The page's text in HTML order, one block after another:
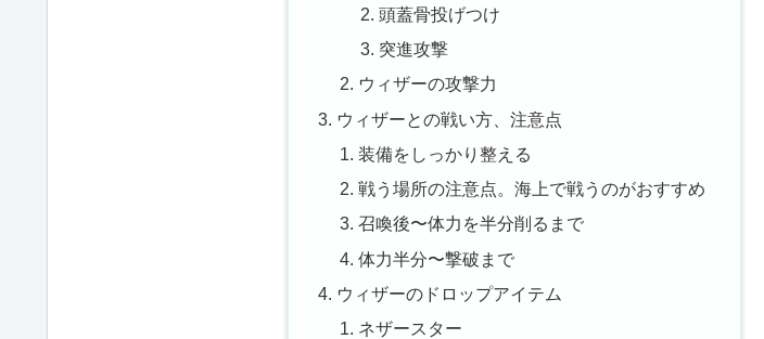
頭蓋骨投げつけ
突進攻撃
ウィザーの攻撃力
ウィザーとの戦い方、注意点
装備をしっかり整える
戦う場所の注意点。海上で戦うのがおすすめ
召喚後〜体力を半分削るまで
体力半分〜撃破まで
ウィザーのドロップアイテム
ネザースター